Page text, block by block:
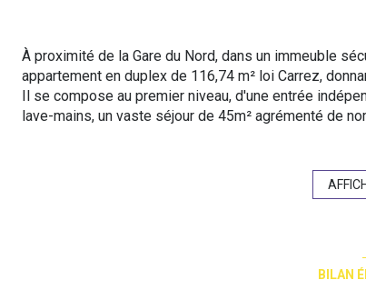
À proximité de la Gare du Nord, dans un immeuble
appartement en duplex de 116,74 m² loi Carrez,
Il se compose au premier niveau, d'une entrée
lave-mains, un vaste séjour de 45m² agrémenté de
avec en dessous un grand cellier permet un stockage
À l'étage : trois grandes chambres, dont une
double vasque et fenêtre complètent cet espace. Un
Alliant charme, confort et volumes généreux, cetBILAN